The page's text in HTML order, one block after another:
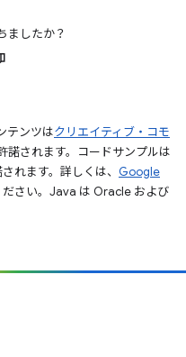
ましたか？
テンツはクリエイティブ・コモ
諾されます。コードサンプルは
れます。詳しくは、 Google
ださい。Java は Oracle および